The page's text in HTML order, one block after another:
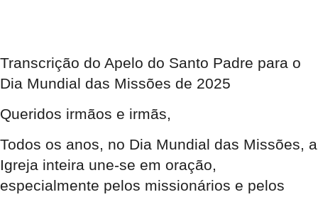
Transcrição do Apelo do Santo Padre para o
Dia Mundial das Missões de 2025
Queridos irmãos e irmãs,
Todos os anos, no Dia Mundial das Missões, a
Igreja inteira une-se em oração,
especialmente pelos missionários e pelos